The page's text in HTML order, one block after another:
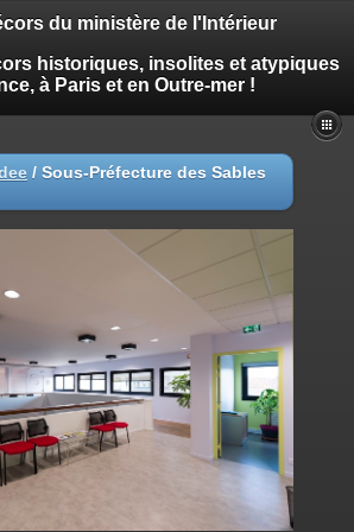
du ministère de l'Intérieur
historiques, insolites et atypiques
à Paris et en Outre-mer !
/ Sous-Préfecture des Sables